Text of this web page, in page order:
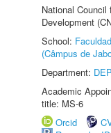
National
Development
School:
(Câmpus de
Department:
Academic
title: MS-6
Orcid